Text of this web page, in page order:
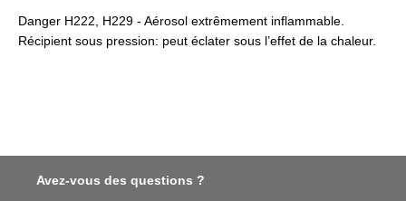
Danger H222, H229 - Aérosol extrêmement inflammable.
Récipient sous pression: peut éclater sous l’effet de la chaleur.
Avez-vous des questions ?